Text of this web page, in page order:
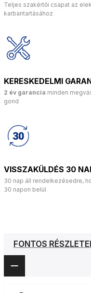
Teljes szakértői csapat az
karbantartásához
KERESKEDELMI
2 év garancia minden
gond
VISSZAKÜLDÉS 30
30 nap áll rendelkezésedre,
30 napon belül
FONTOS